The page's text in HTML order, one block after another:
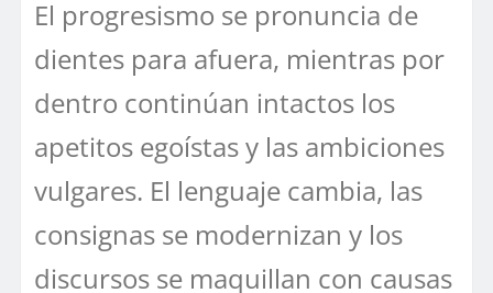
El progresismo se pronuncia de
dientes para afuera, mientras por
dentro continúan intactos los
apetitos egoístas y las ambiciones
vulgares. El lenguaje cambia, las
consignas se modernizan y los
discursos se maquillan con causas